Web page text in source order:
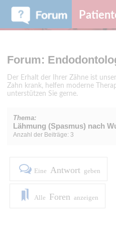
Forum:
Der Erhalt der Ihrer Zähne ist
Zahn krank, helfen moderne
unterstützen Sie gerne.
Thema:
Lähmung (Spasmus) nach
Anzahl der Beiträge: 3
Eine Antwort geben
Alle Foren anzeigen